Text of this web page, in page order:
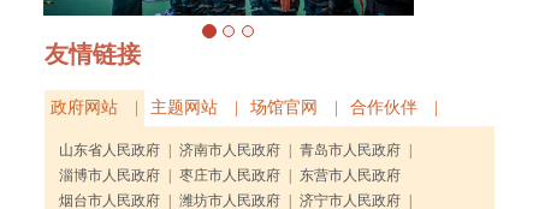
友情链接
政府网站 | 主题网站 | 场馆官网 | 合作伙伴 |
山东省人民政府 济南市人民政府 青岛市人民政府
淄博市人民政府
枣庄市人民政府
东营市人民政府
烟台市人民政府
潍坊市人民政府 济宁市人民政府